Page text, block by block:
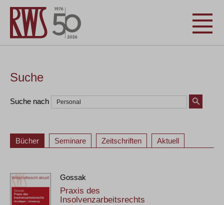
Suche
Suche nach
Bücher Seminare Zeitschriften Aktuell
Gossak
Praxis des
Insolvenzarbeitsrechts